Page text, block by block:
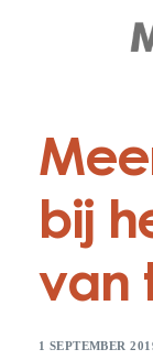
bij
van
1 SEPTEMBER